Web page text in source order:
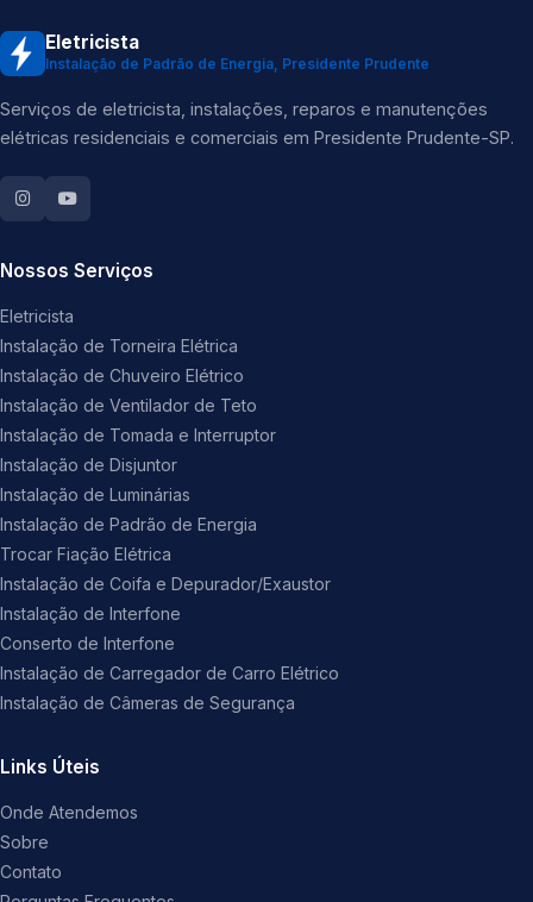
Eletricista
Instalação de Padrão de Energia, Presidente Prudente
Serviços de eletricista, instalações, reparos e manutenções
elétricas residenciais e comerciais em Presidente Prudente-SP.
Nossos Serviços
Eletricista
Instalação de Torneira Elétrica
Instalação de Chuveiro Elétrico
Instalação de Ventilador de Teto
Instalação de Tomada e Interruptor
Instalação de Disjuntor
Instalação de Luminárias
Instalação de Padrão de Energia
Trocar Fiação Elétrica
Instalação de Coifa e Depurador/Exaustor
Instalação de Interfone
Conserto de Interfone
Instalação de Carregador de Carro Elétrico
Instalação de Câmeras de Segurança
Links Úteis
Onde Atendemos
Sobre
Contato